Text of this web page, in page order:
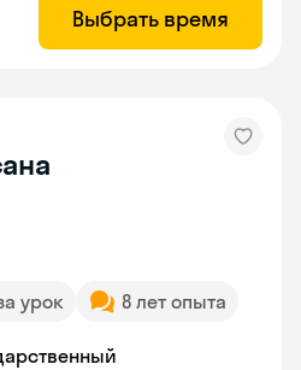
Выбрать время
урок 8 лет опыта